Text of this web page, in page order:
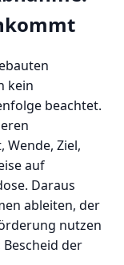
kein
beachtet.
Wende, Ziel,
auf
Daraus
ableiten, der
nutzen
der